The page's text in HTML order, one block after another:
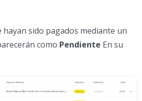
hayan sido pagados mediante un
como Pendiente En su